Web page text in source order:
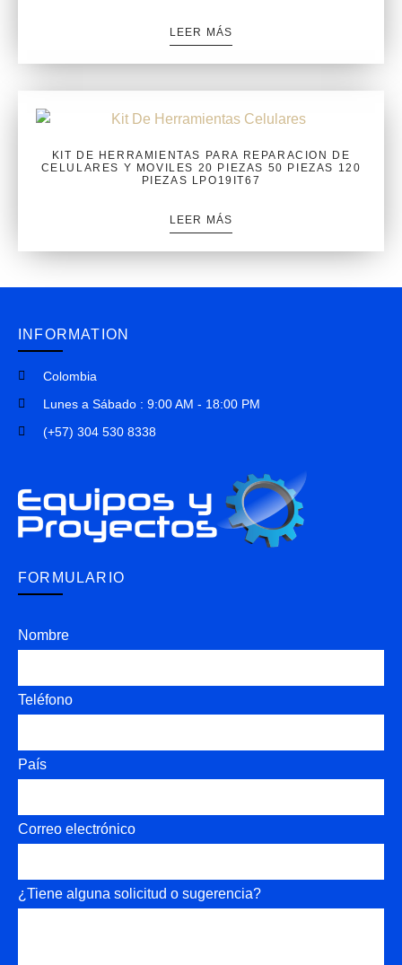
LEER MÁS
KIT DE HERRAMIENTAS PARA REPARACION DE
CELULARES Y MOVILES 20 PIEZAS 50 PIEZAS 120
PIEZAS LPO19IT67
LEER MÁS
INFORMATION
Colombia
Lunes a Sábado : 9:00 AM - 18:00 PM
(+57) 304 530 8338
FORMULARIO
Nombre
Teléfono
País
Correo electrónico
¿Tiene alguna solicitud o sugerencia?